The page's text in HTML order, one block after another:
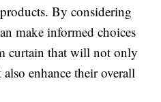
By considering
make informed choices
curtain that will not only
enhance their overall